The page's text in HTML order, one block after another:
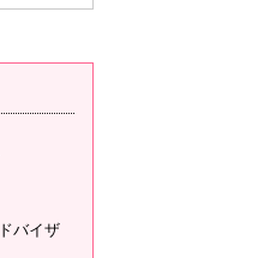
バイザ